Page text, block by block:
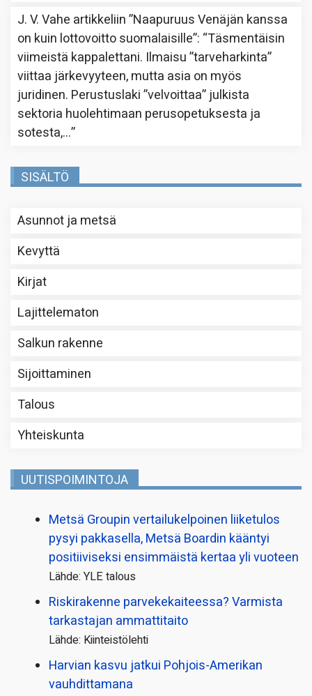
J. V. Vahe artikkeliin”Naapuruus Venäjän kanssa
on kuin lottovoitto suomalaisille”: “Täsmentäisin
viimeistä kappalettani. Ilmaisu ”tarveharkinta”
viittaa järkevyyteen, mutta asia on myös
juridinen. Perustuslaki ”velvoittaa” julkista
sektoria huolehtimaan perusopetuksesta ja
sotesta,…”
SISÄLTÖ
Asunnot ja metsä
Kevyttä
Kirjat
Lajittelematon
Salkun rakenne
Sijoittaminen
Talous
Yhteiskunta
UUTISPOIMINTOJA
Metsä Groupin vertailu­kelpoinen liiketulos
pysyi pakkasella, Metsä Boardin kääntyi
positiiviseksi ensimmäistä kertaa yli vuoteen
Lähde: YLE talous
Riskirakenne parvekekaiteessa? Varmista
tarkastajan ammattitaito
Lähde: Kiinteistölehti
Harvian kasvu jatkui Pohjois-Amerikan
vauhdittamana